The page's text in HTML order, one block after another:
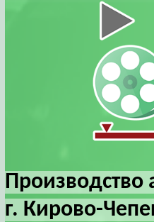
Производство
г. Кирово-